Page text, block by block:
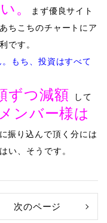
。
まず優良サイト
ちこちのチャートにア
です。
もち、投資はすべて
ずつ減額
して
ンバー様は
振り込んで頂く分には
い、そうです。
次のページ